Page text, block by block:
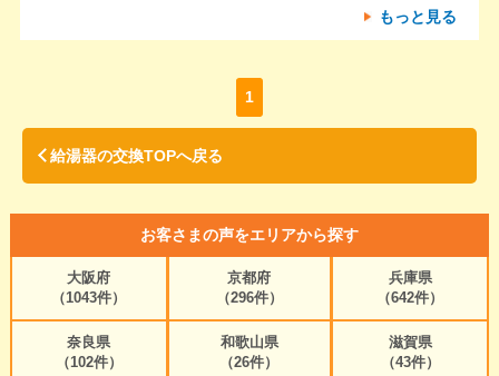
もっと見る
1
給湯器の交換TOPへ戻る
お客さまの声をエリアから探す
大阪府
（1043件）
京都府
（296件）
兵庫県
（642件）
奈良県
（102件）
和歌山県
（26件）
滋賀県
（43件）